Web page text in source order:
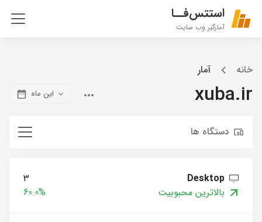
استتس‌فــا
آمارگیر وب سایت
خانه آمار
xuba.ir این ماه
دستگاه ها
Desktop
3
بالاترین محبوبیت
60.0%